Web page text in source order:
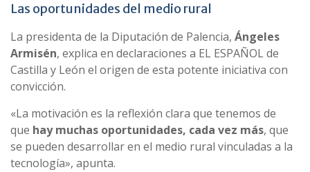
Las oportunidades del medio rural
La presidenta de la Diputación de Palencia, Ángeles
Armisén, explica en declaraciones a EL ESPAÑOL de
Castilla y León el origen de esta potente iniciativa con
convicción.
«La motivación es la reflexión clara que tenemos de
que hay muchas oportunidades, cada vez más, que
se pueden desarrollar en el medio rural vinculadas a la
tecnología», apunta.